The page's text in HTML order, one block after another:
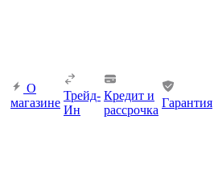
О
магазине
Трейд-
Ин
Кредит и
рассрочка
Гарантия